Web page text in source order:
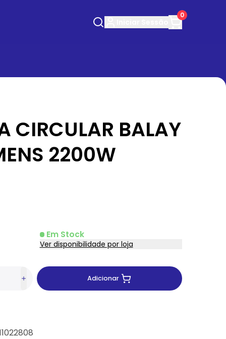
0
CIRCULAR BALAY
2200W
Em Stock
Ver disponibilidade por loja
Adicionar